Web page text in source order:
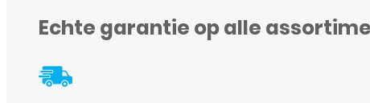
Huawei
Echte garantie op alle